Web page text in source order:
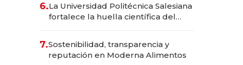
6.La Universidad Politécnica Salesiana
fortalece la huella científica del
7.Sostenibilidad, transparencia y
reputación en Moderna Alimentos